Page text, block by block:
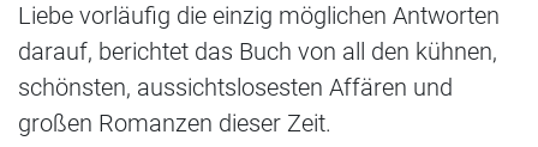
Liebe vorläufig die einzig möglichen Antworten
darauf, berichtet das Buch von all den kühnen,
schönsten, aussichtslosesten Affären und
großen Romanzen dieser Zeit.